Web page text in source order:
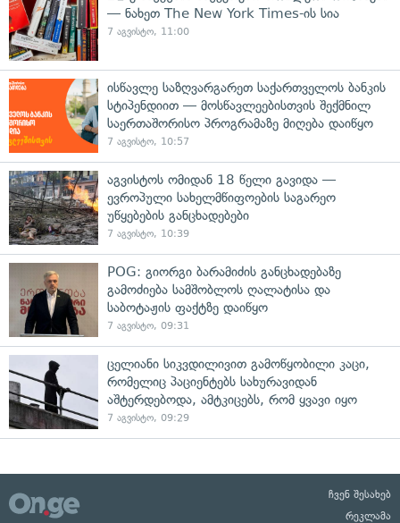
— ნახეთ The New York Times-ის სია
7 აგვისტო, 11:00
ისწავლე საზღვარგარეთ საქართველოს ბანკის
სტიპენდიით — მოსწავლეებისთვის შექმნილ
საერთაშორისო პროგრამაზე მიღება დაიწყო
7 აგვისტო, 10:57
აგვისტოს ომიდან 18 წელი გავიდა —
ევროპული სახელმწიფოების საგარეო
უწყებების განცხადებები
7 აგვისტო, 10:39
POG: გიორგი ბარამიძის განცხადებაზე
გამოძიება სამშობლოს ღალატისა და
საბოტაჟის ფაქტზე დაიწყო
7 აგვისტო, 09:31
ცელიანი სიკვდილივით გამოწყობილი კაცი,
რომელიც პაციენტებს სახურავიდან
აშტერდებოდა, ამტკიცებს, რომ ყვავი იყო
7 აგვისტო, 09:29
ჩვენ შესახებ
რეკლამა